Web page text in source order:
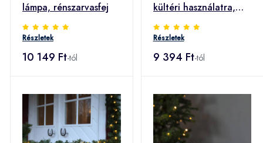
lámpa, rénszarvasfej
Részletek
10 149 Ft-tól
kültéri használatra,
elem
Részletek
9 394 Ft-tól